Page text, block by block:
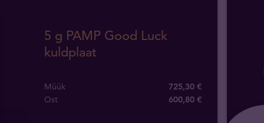
5 g PAMP Good Luck
kuldplaat
Müük
725,30 €
Ost
600,80 €